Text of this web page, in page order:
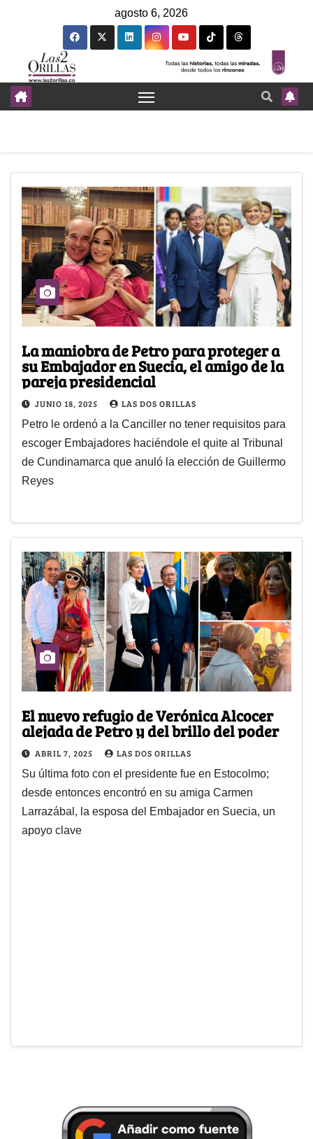
agosto 6, 2026
La maniobra de Petro para proteger a
su Embajador en Suecia, el amigo de la
pareja presidencial
JUNIO 18, 2025 LAS DOS ORILLAS
Petro le ordenó a la Canciller no tener requisitos para
escoger Embajadores haciéndole el quite al Tribunal
de Cundinamarca que anuló la elección de Guillermo
Reyes
El nuevo refugio de Verónica Alcocer
alejada de Petro y del brillo del poder
ABRIL 7, 2025 LAS DOS ORILLAS
Su última foto con el presidente fue en Estocolmo;
desde entonces encontró en su amiga Carmen
Larrazábal, la esposa del Embajador en Suecia, un
apoyo clave